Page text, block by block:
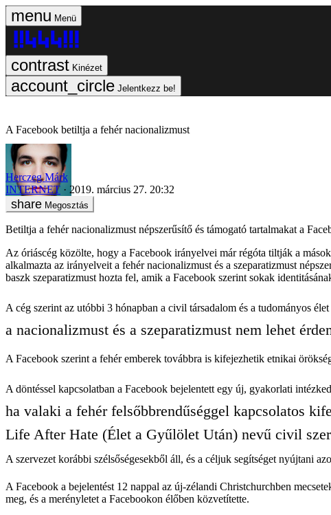
Menü
Kinézet
Jelentkezz be!
A Facebook betiltja a fehér nacionalizmust
Herczeg Márk
INTERNET
2019. március 27. 20:32
Megosztás
Betiltja a fehér nacionalizmust népszerűsítő és támogató tartalmakat a
Az óriáscég közölte, hogy a Facebook irányelvei már régóta tiltják a
alkalmazta az irányelveit a fehér nacionalizmust és a szeparatizmust
baszk szeparatizmust hozta fel, amik a Facebook szerint sokak
A cég szerint az utóbbi 3 hónapban a civil társadalom és a tudományos
a nacionalizmust és a szeparatizmust nem lehet
A Facebook szerint a fehér emberek továbbra is kifejezhetik etnikai
A döntéssel kapcsolatban a Facebook bejelentett egy új, gyakorlati
ha valaki a fehér felsőbbrendűséggel kapcsolatos
Life After Hate (Élet a Gyűlölet Után) nevű civil
A szervezet korábbi szélsőségesekből áll, és a céljuk segítséget nyújtani
A Facebook a bejelentést 12 nappal az új-zélandi Christchurchben
meg, és a merényletet a Facebookon élőben közvetítette.